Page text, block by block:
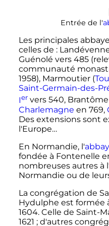
Entrée de l'
Les principales
celles de :
Guénolé vers 485
communauté
1958), Marmoutier (
Saint-Germain-des-
Iervers 540,
Charlemagne en 769,
Des extensions sont
l'Europe…
En Normandie, l'
fondée à Fontenelle
nombreuses autres à
Normandie ou de
La congrégation de
Hydulphe est formée
1604. Celle de Saint-
1621 ; d'autres